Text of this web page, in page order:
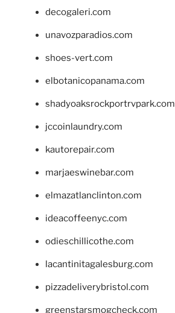
decogaleri.com
unavozparadios.com
shoes-vert.com
elbotanicopanama.com
shadyoaksrockportrvpark.com
jccoinlaundry.com
kautorepair.com
marjaeswinebar.com
elmazatlanclinton.com
ideacoffeenyc.com
odieschillicothe.com
lacantinitagalesburg.com
pizzadeliverybristol.com
greenstarsmogcheck.com